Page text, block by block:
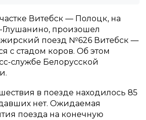
Витебск — Полоцк, на
произошел
поезд №626 Витебск —
с стадом коров. Об этом
службе Белорусской
в поезде находилось 85
нет. Ожидаемая
поезда на конечную